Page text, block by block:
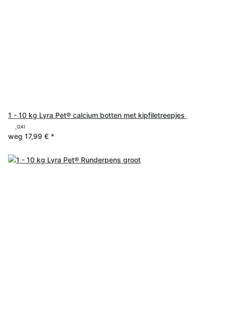
1 - 10 kg Lyra Pet® calcium botten met kipfiletreepjes
(24)
weg 17,99 € *